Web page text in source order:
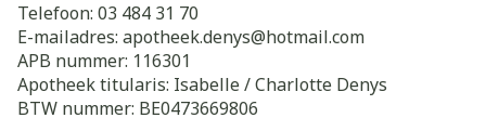
Telefoon: 03 484 31 70
E-mailadres: apotheek.denys@hotmail.com
APB nummer: 116301
Apotheek titularis: Isabelle / Charlotte Denys
BTW nummer: BE0473669806